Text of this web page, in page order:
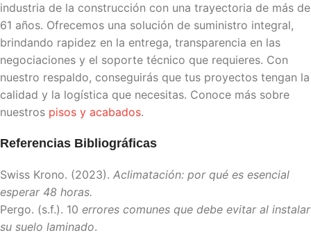
industria de la construcción con una trayectoria de más de
61 años. Ofrecemos una solución de suministro integral,
brindando rapidez en la entrega, transparencia en las
negociaciones y el soporte técnico que requieres. Con
nuestro respaldo, conseguirás que tus proyectos tengan la
calidad y la logística que necesitas. Conoce más sobre
nuestros pisos y acabados.
Referencias Bibliográficas
Swiss Krono. (2023). Aclimatación: por qué es esencial
esperar 48 horas.
Pergo. (s.f.). 10 errores comunes que debe evitar al instalar
su suelo laminado.